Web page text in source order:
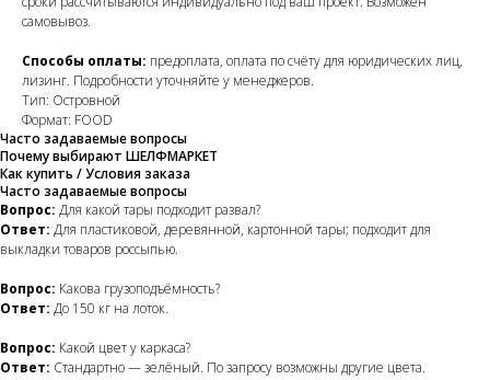
самовывоз.
Способы оплаты: предоплата, оплата по счёту для юридических лиц,
лизинг. Подробности уточняйте у менеджеров.
Тип: Островной
Формат: FOOD
Часто задаваемые вопросы
Почему выбирают ШЕЛФМАРКЕТ
Как купить / Условия заказа
Часто задаваемые вопросы
Вопрос: Для какой тары подходит развал?
Ответ: Для пластиковой, деревянной, картонной тары; подходит для
выкладки товаров россыпью.
Вопрос: Какова грузоподъёмность?
Ответ: До 150 кг на лоток.
Вопрос: Какой цвет у каркаса?
Ответ: Стандартно — зелёный. По запросу возможны другие цвета.